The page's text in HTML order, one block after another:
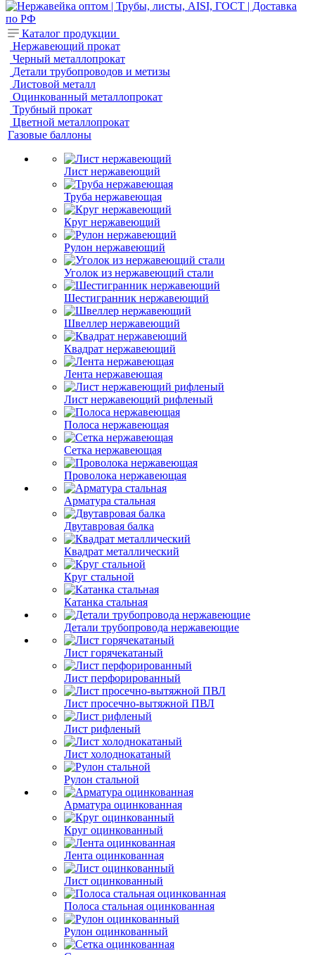
Каталог продукции
Нержавеющий прокат
Черный металлопрокат
Детали трубопроводов и метизы
Листовой металл
Оцинкованный металлопрокат
Трубный прокат
Цветной металлопрокат
Газовые баллоны
Лист нержавеющий
Труба нержавеющая
Круг нержавеющий
Рулон нержавеющий
Уголок из нержавеющий стали
Шестигранник нержавеющий
Швеллер нержавеющий
Квадрат нержавеющий
Лента нержавеющая
Лист нержавеющий рифленый
Полоса нержавеющая
Сетка нержавеющая
Проволока нержавеющая
Арматура стальная
Двутавровая балка
Квадрат металлический
Круг стальной
Катанка стальная
Детали трубопровода нержавеющие
Лист горячекатаный
Лист перфорированный
Лист просечно-вытяжной ПВЛ
Лист рифленый
Лист холоднокатаный
Рулон стальной
Арматура оцинкованная
Круг оцинкованный
Лента оцинкованная
Лист оцинкованный
Полоса стальная оцинкованная
Рулон оцинкованный